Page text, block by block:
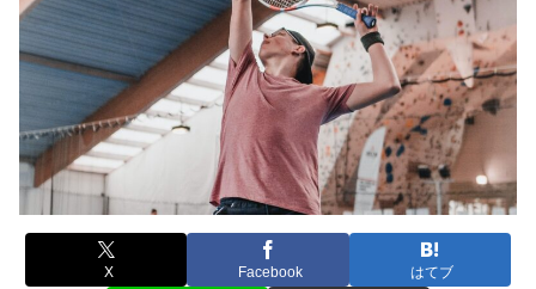
X Facebook はてブ